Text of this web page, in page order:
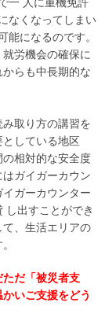
なくなってしまい
になるのです。
労機会の確保に
らも中長期的な
取り方の講習を
している地区
の相対的な安全度
ガイガーカウン
ガーカウンター
し出すことができ
、生活エリアの
だ「被災者支
いご支援をどう